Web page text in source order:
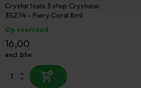
Crystal Nails 3 step Crystalac
3S274 - Fiery Coral 8ml
Op voorraad
16,00
excl. btw